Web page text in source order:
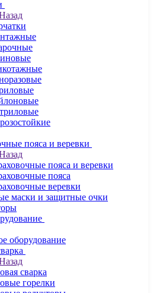
пояса и веревки
пояса и веревки
пояса
веревки
маски и защитные очки
оборудование
сварка
горелки